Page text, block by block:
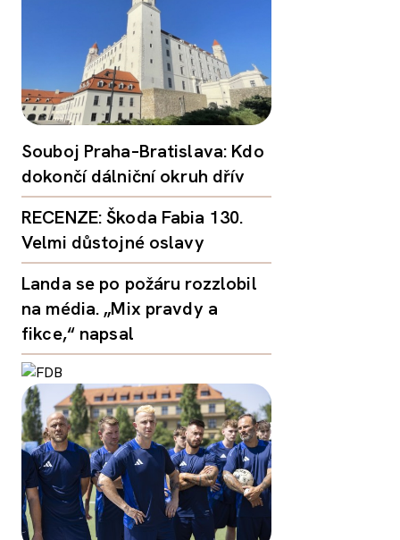
Souboj Praha–Bratislava: Kdo
dokončí dálniční okruh dřív
RECENZE: Škoda Fabia 130.
Velmi důstojné oslavy
Landa se po požáru rozzlobil
na média. „Mix pravdy a
fikce,“ napsal